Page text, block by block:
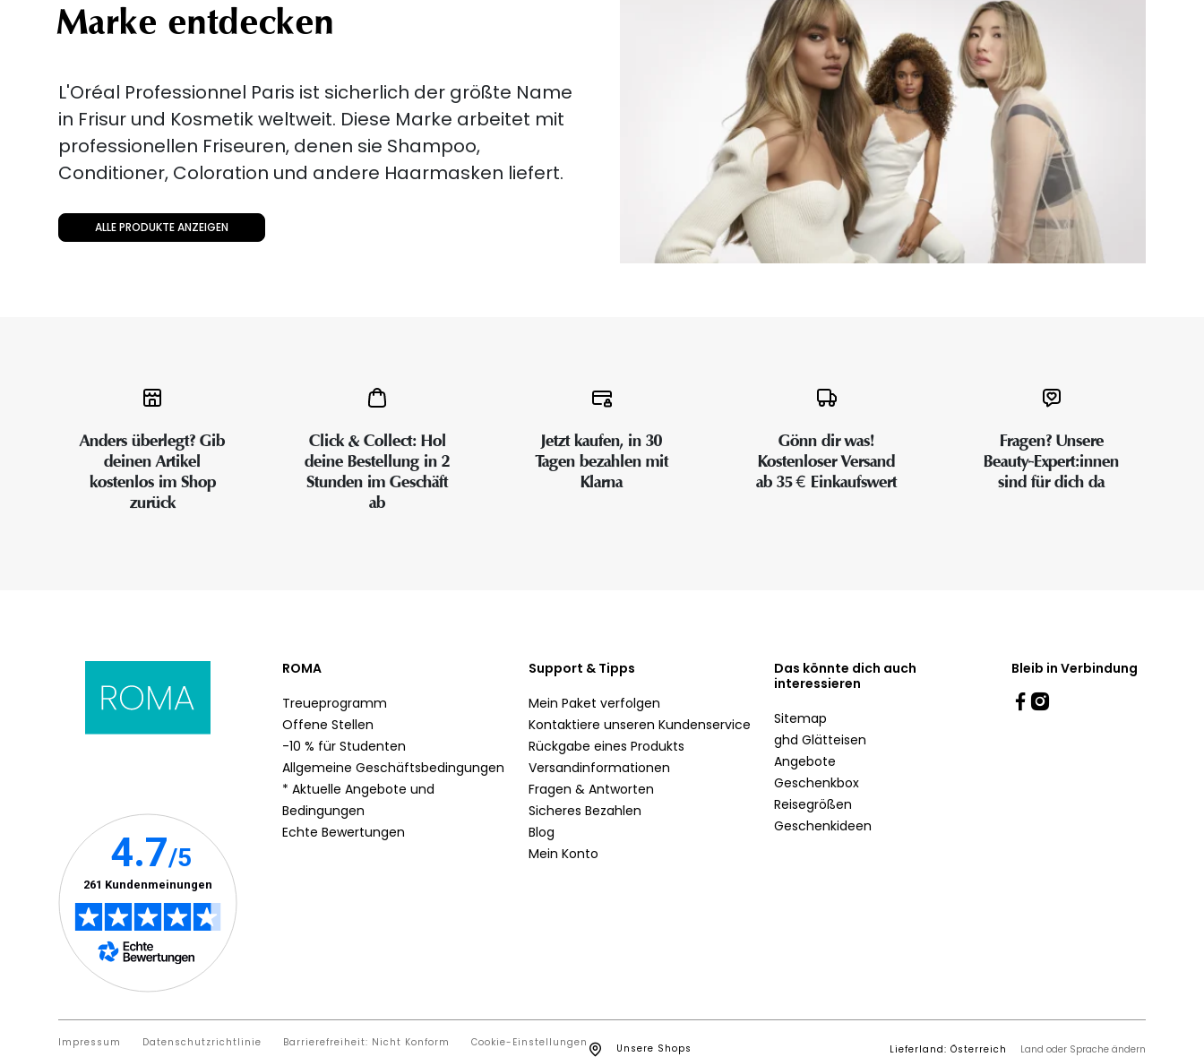
Marke entdecken
L'Oréal Professionnel Paris ist sicherlich der größte Name
in Frisur und Kosmetik weltweit. Diese Marke arbeitet mit
professionellen Friseuren, denen sie Shampoo,
Conditioner, Coloration und andere Haarmasken liefert.
ALLE PRODUKTE ANZEIGEN
Anders überlegt? Gib
deinen Artikel
kostenlos im Shop
zurück
Click & Collect: Hol
deine Bestellung in 2
Stunden im Geschäft
ab
Jetzt kaufen, in 30
Tagen bezahlen mit
Klarna
Gönn dir was!
Kostenloser Versand
ab 35 € Einkaufswert
Fragen? Unsere
Beauty-Expert:innen
sind für dich da
ROMA
Treueprogramm
Offene Stellen
-10 % für Studenten
Allgemeine Geschäftsbedingungen
* Aktuelle Angebote und
Bedingungen
Echte Bewertungen
Support & Tipps
Mein Paket verfolgen
Kontaktiere unseren Kundenservice
Rückgabe eines Produkts
Versandinformationen
Fragen & Antworten
Sicheres Bezahlen
Blog
Mein Konto
Das könnte dich auch
interessieren
Sitemap
ghd Glätteisen
Angebote
Geschenkbox
Reisegrößen
Geschenkideen
Bleib in Verbindung
Impressum Datenschutzrichtlinie Barrierefreiheit: Nicht Konform Cookie-Einstellungen
Unsere Shops Lieferland: Österreich Land oder Sprache ändern